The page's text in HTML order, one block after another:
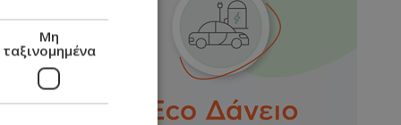
Μη
ταξινομημένα